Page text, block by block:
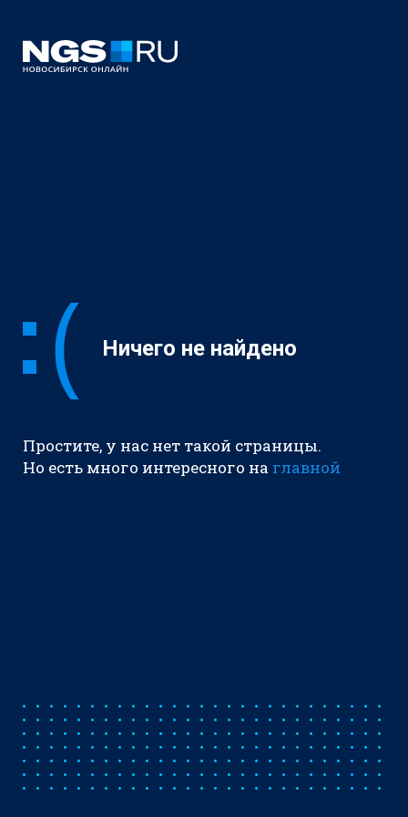
Ничего не найдено
Простите, у нас нет такой страницы.
Но есть много интересного на главной